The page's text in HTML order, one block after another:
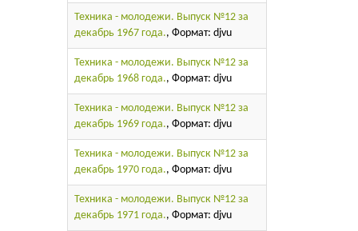
Техника - молодежи. Выпуск №12 за
декабрь 1967 года., Формат: djvu
Техника - молодежи. Выпуск №12 за
декабрь 1968 года., Формат: djvu
Техника - молодежи. Выпуск №12 за
декабрь 1969 года., Формат: djvu
Техника - молодежи. Выпуск №12 за
декабрь 1970 года., Формат: djvu
Техника - молодежи. Выпуск №12 за
декабрь 1971 года., Формат: djvu